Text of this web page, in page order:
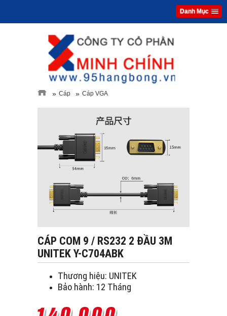
Danh Mục
» Cáp » Cáp VGA
CÁP COM 9 / RS232 2 ĐẦU 3M
UNITEK Y-C704ABK
Thương hiệu: UNITEK
Bảo hành: 12 Tháng